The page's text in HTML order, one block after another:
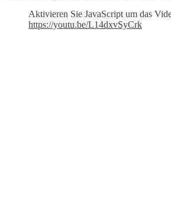
Aktivieren Sie JavaScript um das
https://youtu.be/L14dxvSyCrk